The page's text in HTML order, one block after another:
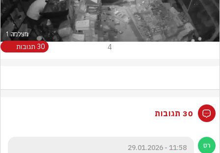
Video
4 30 תגובות
30 תגובות
11:58 - 29.01.2026